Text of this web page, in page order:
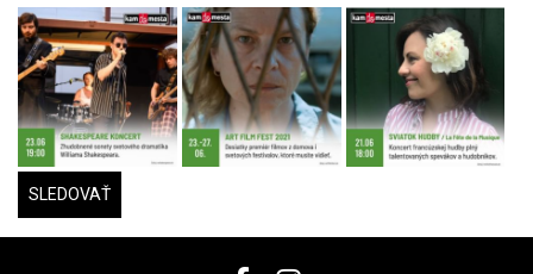
SLEDOVAŤ